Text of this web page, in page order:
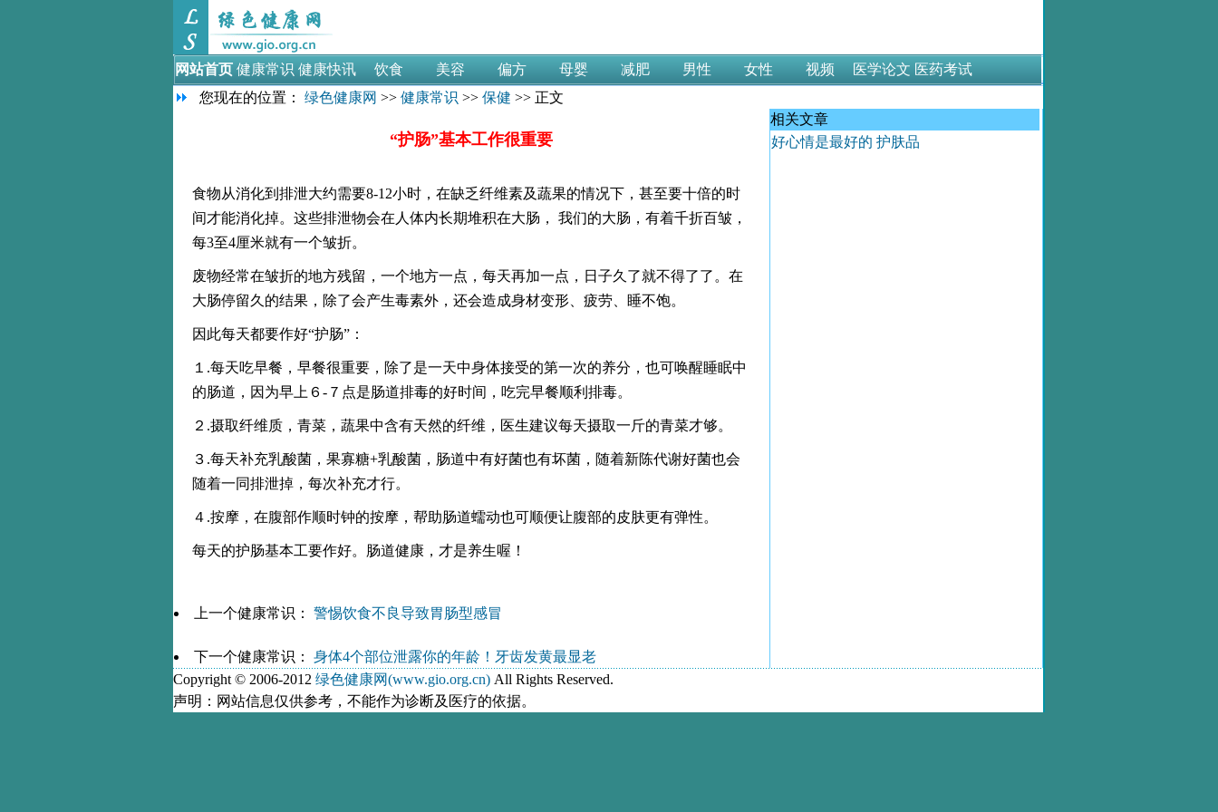
网站首页 健康常识 健康快讯 饮食 美容 偏方 母婴 减肥 男性 女性 视频 医学论文 医药考试
您现在的位置： 绿色健康网 >> 健康常识 >> 保健 >> 正文
“护肠”基本工作很重要
食物从消化到排泄大约需要8-12小时，在缺乏纤维素及蔬果的情况下，甚至要十倍的时
间才能消化掉。这些排泄物会在人体内长期堆积在大肠， 我们的大肠，有着千折百皱，
每3至4厘米就有一个皱折。
废物经常在皱折的地方残留，一个地方一点，每天再加一点，日子久了就不得了了。在
大肠停留久的结果，除了会产生毒素外，还会造成身材变形、疲劳、睡不饱。
因此每天都要作好“护肠”：
１.每天吃早餐，早餐很重要，除了是一天中身体接受的第一次的养分，也可唤醒睡眠中
的肠道，因为早上６-７点是肠道排毒的好时间，吃完早餐顺利排毒。
２.摄取纤维质，青菜，蔬果中含有天然的纤维，医生建议每天摄取一斤的青菜才够。
３.每天补充乳酸菌，果寡糖+乳酸菌，肠道中有好菌也有坏菌，随着新陈代谢好菌也会
随着一同排泄掉，每次补充才行。
４.按摩，在腹部作顺时钟的按摩，帮助肠道蠕动也可顺便让腹部的皮肤更有弹性。
每天的护肠基本工要作好。肠道健康，才是养生喔！
上一个健康常识： 警惕饮食不良导致胃肠型感冒
下一个健康常识： 身体4个部位泄露你的年龄！牙齿发黄最显老
相关文章
好心情是最好的 护肤品
Copyright © 2006-2012 绿色健康网(www.gio.org.cn) All Rights Reserved.
声明：网站信息仅供参考，不能作为诊断及医疗的依据。